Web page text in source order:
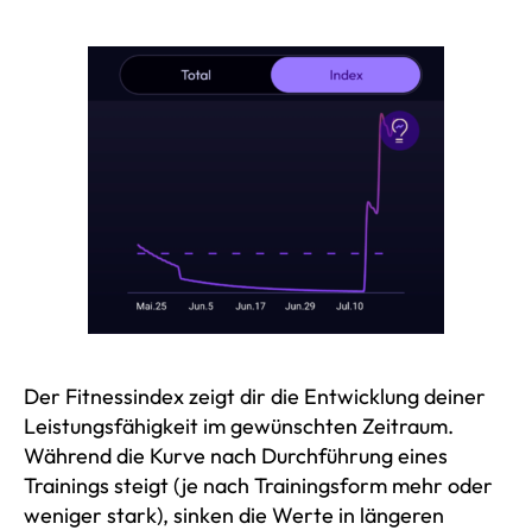
Der Fitnessindex zeigt dir die Entwicklung deiner
Leistungsfähigkeit im gewünschten Zeitraum.
Während die Kurve nach Durchführung eines
Trainings steigt (je nach Trainingsform mehr oder
weniger stark), sinken die Werte in längeren